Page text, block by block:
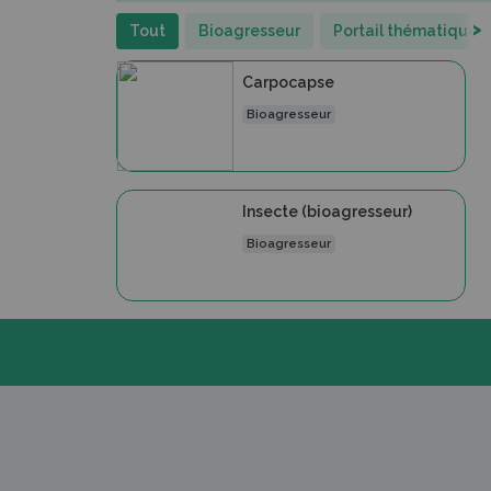
Tout Bioagresseur Portail thématique>
Carpocapse
Bioagresseur
Insecte (bioagresseur)
Bioagresseur